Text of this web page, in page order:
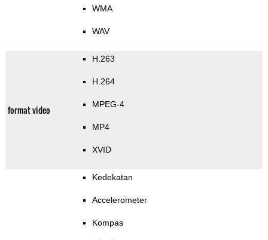
WMA
WAV
format video
H.263
H.264
MPEG-4
MP4
XVID
Kedekatan
Accelerometer
Kompas